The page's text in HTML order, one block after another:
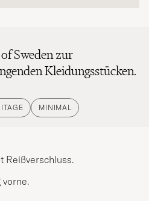
Sweden zur
Kleidungsstücken.
MINIMAL
Reißverschluss.
vorne.